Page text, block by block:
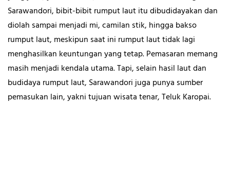
Sarawandori, bibit-bibit rumput laut itu dibudidayakan dan
diolah sampai menjadi mi, camilan stik, hingga bakso
rumput laut, meskipun saat ini rumput laut tidak lagi
menghasilkan keuntungan yang tetap. Pemasaran memang
masih menjadi kendala utama. Tapi, selain hasil laut dan
budidaya rumput laut, Sarawandori juga punya sumber
pemasukan lain, yakni tujuan wisata tenar, Teluk Karopai.